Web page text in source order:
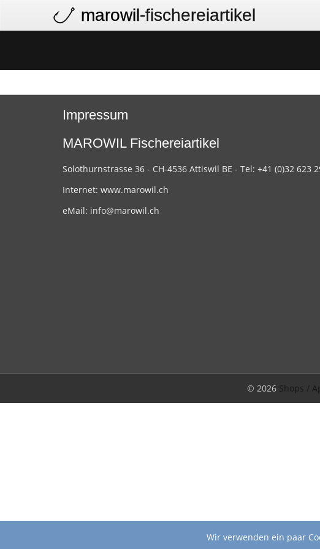
marowil-fischereiartikel
Impressum
MAROWIL Fischereiartikel
Solothurnstrasse 36 - CH-4536 Attiswil BE - Tel: +41 (0)32 623
Internet: www.marowil.ch
eMail: info@marowil.ch
© 2026 Shops /
Wir verwenden ein paar